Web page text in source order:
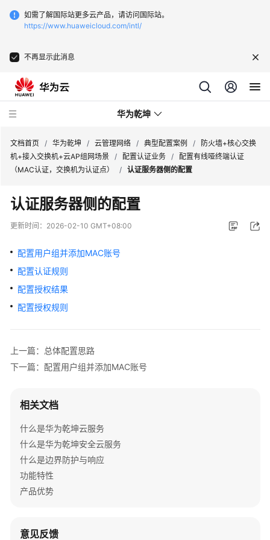
如需了解国际站更多云产品，请访问国际站。
https://www.huaweicloud.com/intl/
不再显示此消息
华为乾坤
全
云
服
管
理
网
络
型
配
例
AP
组
网
场
纯
文档首页 / 华为乾坤 / 云管理网络 / 典型配置案例 /
防火墙+核心交换
机+接入交换机+云AP组网场景 / 配置认证业务 /
配置有线哑终端认证
（MAC认证，交换机为认证点）
/ 认证服务器侧的配置
认证服务器侧的配置
更新时间： 2026-02-10 GMT+08:00
配置用户组并添加MAC账号
配置认证规则
配置授权结果
配置授权规则
上一篇：总体配置思路
下一篇：配置用户组并添加MAC账号
相关文档
什么是华为乾坤云服务
什么是华为乾坤安全云服务
什么是边界防护与响应
功能特性
产品优势
意见反馈